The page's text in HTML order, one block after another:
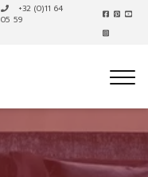
+32 (0)11 64
05 59